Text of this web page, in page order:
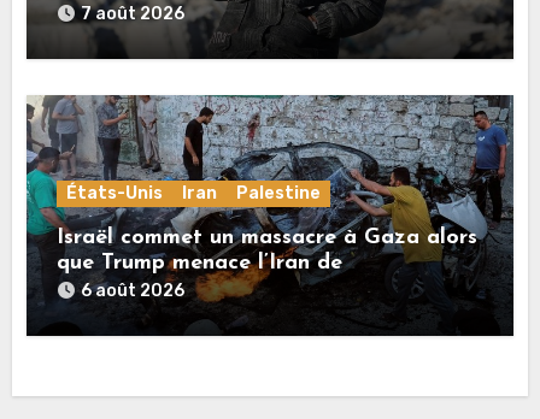
7 août 2026
États-Unis Iran Palestine
Israël commet un massacre à Gaza alors
que Trump menace l’Iran de
«décapitation»
6 août 2026